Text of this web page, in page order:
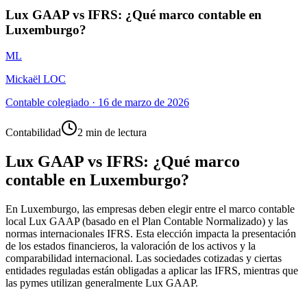
Lux GAAP vs IFRS: ¿Qué marco contable en
Luxemburgo?
ML
Mickaël LOC
Contable colegiado · 16 de marzo de 2026
Contabilidad 2 min de lectura
Lux GAAP vs IFRS: ¿Qué marco
contable en Luxemburgo?
En Luxemburgo, las empresas deben elegir entre el marco contable
local Lux GAAP (basado en el Plan Contable Normalizado) y las
normas internacionales IFRS. Esta elección impacta la presentación
de los estados financieros, la valoración de los activos y la
comparabilidad internacional. Las sociedades cotizadas y ciertas
entidades reguladas están obligadas a aplicar las IFRS, mientras que
las pymes utilizan generalmente Lux GAAP.